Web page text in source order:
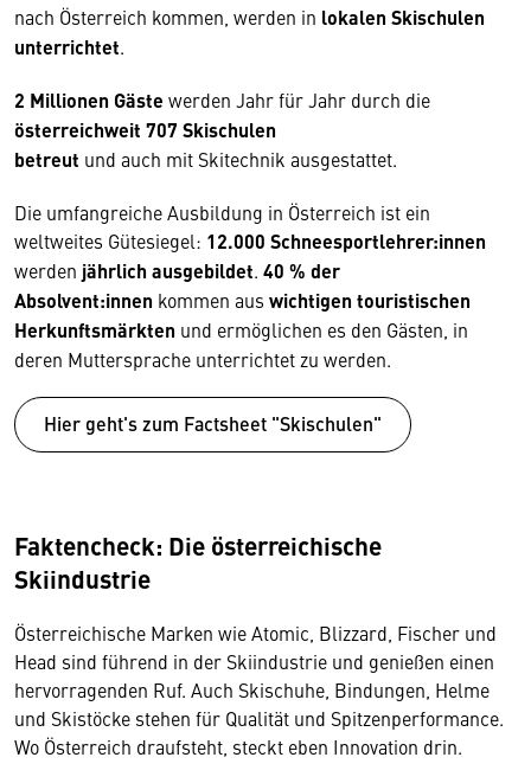
nach Österreich kommen, werden in lokalen Skischulen
unterrichtet.
2 Millionen Gäste werden Jahr für Jahr durch die
österreichweit 707 Skischulen
betreut und auch mit Skitechnik ausgestattet.
Die umfangreiche Ausbildung in Österreich ist ein
weltweites Gütesiegel: 12.000 Schneesportlehrer:innen
werden jährlich ausgebildet. 40 % der
Absolvent:innen kommen aus wichtigen touristischen
Herkunftsmärkten und ermöglichen es den Gästen, in
deren Muttersprache unterrichtet zu werden.
Hier geht's zum Factsheet "Skischulen"
Faktencheck: Die österreichische
Skiindustrie
Österreichische Marken wie Atomic, Blizzard, Fischer und
Head sind führend in der Skiindustrie und genießen einen
hervorragenden Ruf. Auch Skischuhe, Bindungen, Helme
und Skistöcke stehen für Qualität und Spitzenperformance.
Wo Österreich draufsteht, steckt eben Innovation drin.